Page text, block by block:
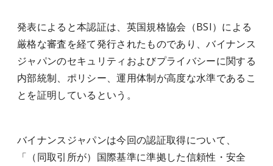
発表によると本認証は、英国規格協会（BSI）による
厳格な審査を経て発行されたものであり、バイナンス
ジャパンのセキュリティおよびプライバシーに関する
内部統制、ポリシー、運用体制が高度な水準であるこ
とを証明しているという。
バイナンスジャパンは今回の認証取得について、
「（同取引所が）国際基準に準拠した信頼性・安全